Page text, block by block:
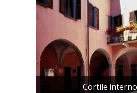
Cortile interno